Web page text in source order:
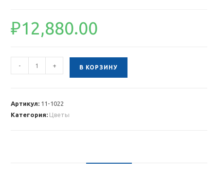
₽12,880.00
Количество
товара
- + В КОРЗИНУ
Артикул: 11-1022
Категория: Цветы